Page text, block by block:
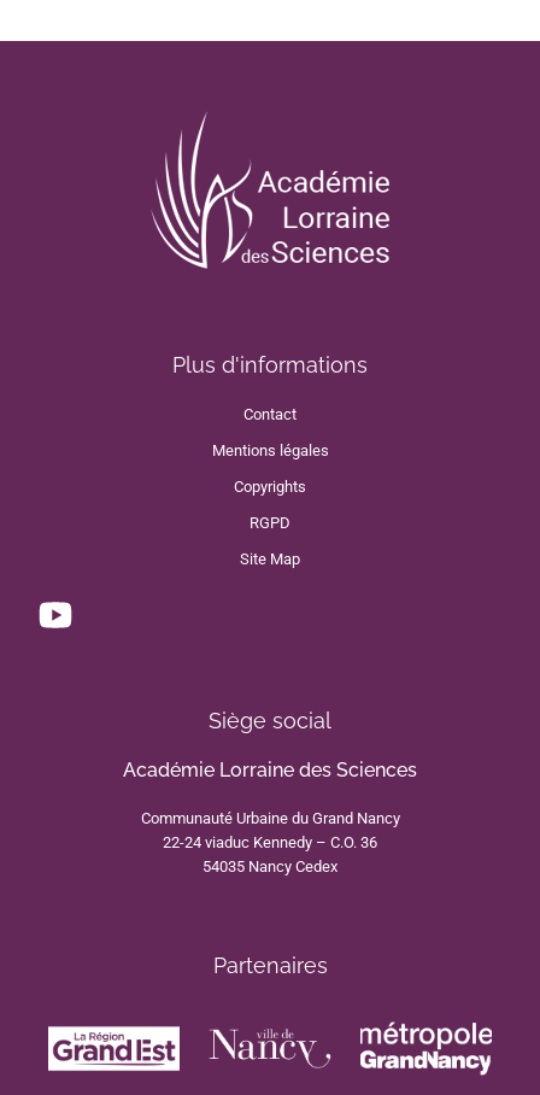
Plus d'informations
Contact
Mentions légales
Copyrights
RGPD
Site Map
Siège social
Académie Lorraine des Sciences
Communauté Urbaine du Grand Nancy
22-24 viaduc Kennedy – C.O. 36
54035 Nancy Cedex
Partenaires